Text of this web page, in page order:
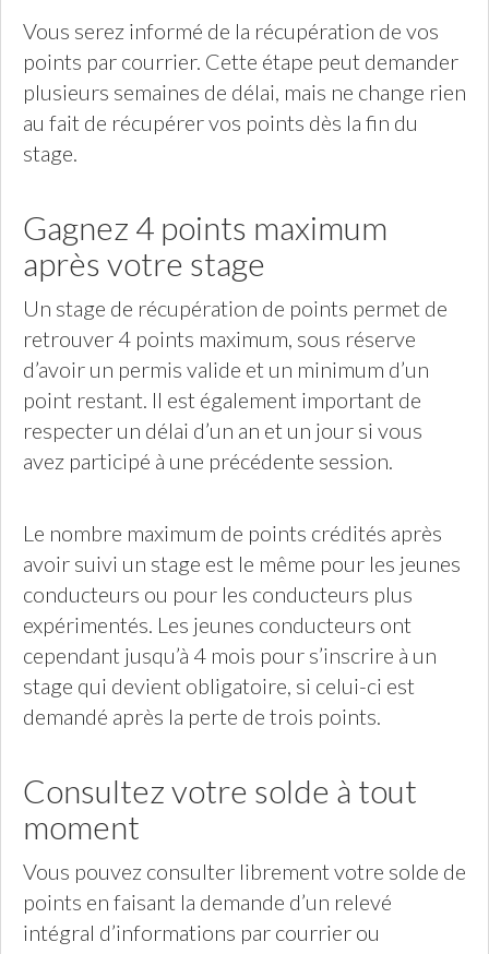
Vous serez informé de la récupération de vos
points par courrier. Cette étape peut demander
plusieurs semaines de délai, mais ne change rien
au fait de récupérer vos points dès la fin du
stage.
Gagnez 4 points maximum
après votre stage
Un stage de récupération de points permet de
retrouver 4 points maximum, sous réserve
d’avoir un permis valide et un minimum d’un
point restant. Il est également important de
respecter un délai d’un an et un jour si vous
avez participé à une précédente session.
Le nombre maximum de points crédités après
avoir suivi un stage est le même pour les jeunes
conducteurs ou pour les conducteurs plus
expérimentés. Les jeunes conducteurs ont
cependant jusqu’à 4 mois pour s’inscrire à un
stage qui devient obligatoire, si celui-ci est
demandé après la perte de trois points.
Consultez votre solde à tout
moment
Vous pouvez consulter librement votre solde de
points en faisant la demande d’un relevé
intégral d’informations par courrier ou